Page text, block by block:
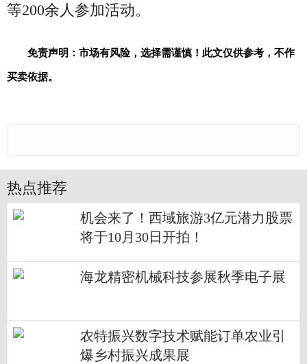
等200余人参加活动。
免责声明：市场有风险，选择需谨慎！此文仅供参考，不作
买卖依据。
热点推荐
机会来了！西域旅游3亿元潜力股票
将于10月30日开拍！
海龙精密机械科技参展秋季电子展
农特振兴数字技术赋能订单农业引
爆乡村振兴成果展